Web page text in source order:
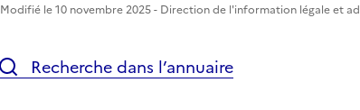
Modifié le 10 novembre 2025 - Direction de l'information légale et
Recherche dans l’annuaire